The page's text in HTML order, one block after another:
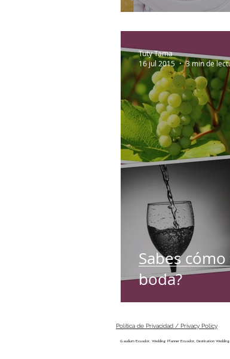
Sabes
boda?
Tuty Tama
16 jul 2015
3 min de
Política de Privacidad / Privacy Policy
Gaudium Ecuador, Wedding Planner Ecuador, Destination Wedding